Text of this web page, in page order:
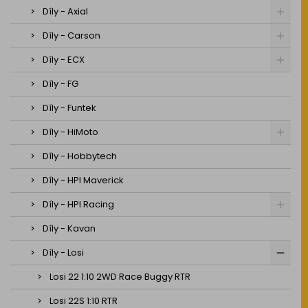
Díly - Axial
Díly - Carson
Díly - ECX
Díly - FG
Díly - Funtek
Díly - HiMoto
Díly - Hobbytech
Díly - HPI Maverick
Díly - HPI Racing
Díly - Kavan
Díly - Losi
Losi 22 1:10 2WD Race Buggy RTR
Losi 22S 1:10 RTR